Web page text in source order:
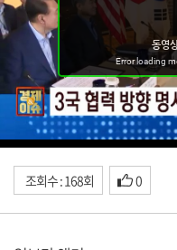
조회수 : 168회 0